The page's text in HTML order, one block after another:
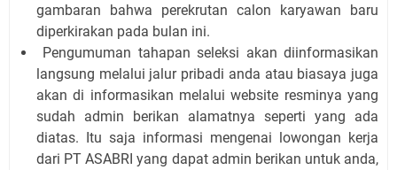
gambaran bahwa perekrutan calon karyawan baru
diperkirakan pada bulan ini.
Pengumuman tahapan seleksi akan diinformasikan
langsung melalui jalur pribadi anda atau biasaya juga
akan di informasikan melalui website resminya yang
sudah admin berikan alamatnya seperti yang ada
diatas. Itu saja informasi mengenai lowongan kerja
dari PT ASABRI yang dapat admin berikan untuk anda,